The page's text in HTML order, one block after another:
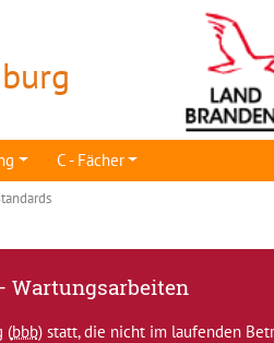
C - Fächer
Wartungsarbeiten
(bbb) statt, die nicht im laufenden